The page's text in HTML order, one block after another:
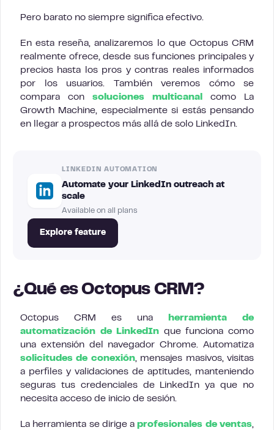
Pero barato no siempre significa efectivo.
En esta reseña, analizaremos lo que Octopus CRM
realmente ofrece, desde sus funciones principales y
precios hasta los pros y contras reales informados
por los usuarios. También veremos cómo se
compara con soluciones multicanal
como La
Growth Machine, especialmente si estás pensando
en llegar a prospectos más allá de solo LinkedIn.
LINKEDIN AUTOMATION
Automate your LinkedIn outreach at
scale
Available on all plans
Explore feature
¿Qué es Octopus CRM?
Octopus CRM es una
herramienta de
automatización de LinkedIn que funciona como
una extensión del navegador Chrome. Automatiza
solicitudes de conexión, mensajes masivos, visitas
a perfiles y validaciones de aptitudes, manteniendo
seguras tus credenciales de LinkedIn ya que no
necesita acceso de inicio de sesión.
La herramienta se dirige aprofesionales de ventas,